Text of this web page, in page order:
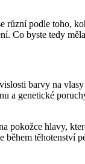
různí podle
Co byste tedy
barvy na
a genetické
hlavy,
těhotenství